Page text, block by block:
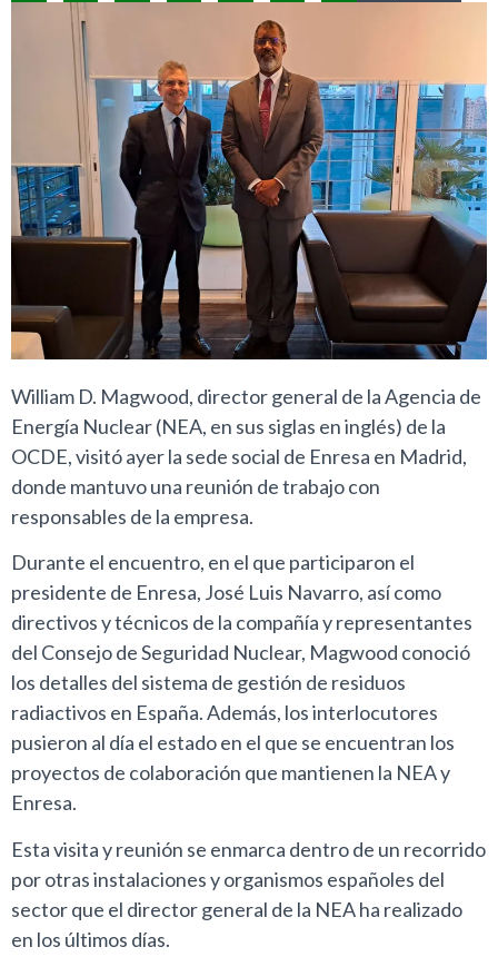
William D. Magwood, director general de la Agencia de
Energía Nuclear (NEA, en sus siglas en inglés) de la
OCDE, visitó ayer la sede social de Enresa en Madrid,
donde mantuvo una reunión de trabajo con
responsables de la empresa.
Durante el encuentro, en el que participaron el
presidente de Enresa, José Luis Navarro, así como
directivos y técnicos de la compañía y representantes
del Consejo de Seguridad Nuclear, Magwood conoció
los detalles del sistema de gestión de residuos
radiactivos en España. Además, los interlocutores
pusieron al día el estado en el que se encuentran los
proyectos de colaboración que mantienen la NEA y
Enresa.
Esta visita y reunión se enmarca dentro de un recorrido
por otras instalaciones y organismos españoles del
sector que el director general de la NEA ha realizado
en los últimos días.